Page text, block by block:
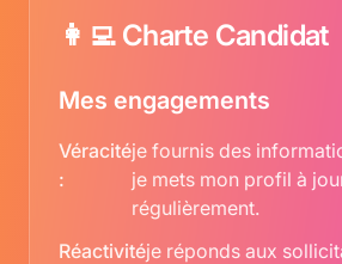
👩‍💻 Charte Candidat
Mes engagements
Véracité
:
je fournis des
je mets mon profil à
régulièrement.
Réactivitéje réponds aux